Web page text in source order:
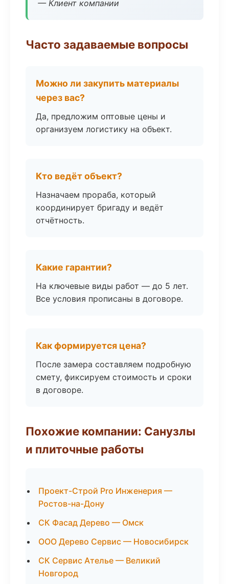
— Клиент компании
Часто задаваемые вопросы
Можно ли закупить материалы
через вас?
Да, предложим оптовые цены и
организуем логистику на объект.
Кто ведёт объект?
Назначаем прораба, который
координирует бригаду и ведёт
отчётность.
Какие гарантии?
На ключевые виды работ — до 5 лет.
Все условия прописаны в договоре.
Как формируется цена?
После замера составляем подробную
смету, фиксируем стоимость и сроки
в договоре.
Похожие компании: Санузлы
и плиточные работы
Проект-Строй Pro Инженерия —
Ростов-на-Дону
СК Фасад Дерево — Омск
ООО Дерево Сервис — Новосибирск
СК Сервис Ателье — Великий
Новгород